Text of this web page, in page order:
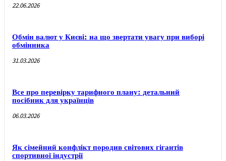
22.06.2026
Обмін валют у Києві: на що звертати увагу при виборі
обмінника
31.03.2026
Все про перевірку тарифного плану: детальний
посібник для українців
06.03.2026
Як сімейний конфлікт породив світових гігантів
спортивної індустрії